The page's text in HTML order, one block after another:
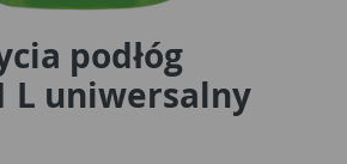
podłóg
L uniwersalny